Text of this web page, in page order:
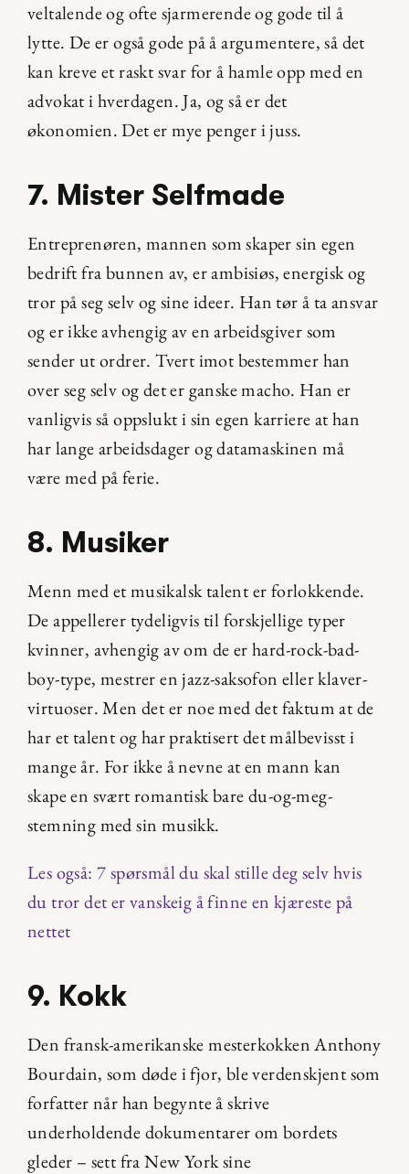
veltalende og ofte sjarmerende og gode til å
lytte. De er også gode på å argumentere, så det
kan kreve et raskt svar for å hamle opp med en
advokat i hverdagen. Ja, og så er det
økonomien. Det er mye penger i juss.
7. Mister Selfmade
Entreprenøren, mannen som skaper sin egen
bedrift fra bunnen av, er ambisiøs, energisk og
tror på seg selv og sine ideer. Han tør å ta ansvar
og er ikke avhengig av en arbeidsgiver som
sender ut ordrer. Tvert imot bestemmer han
over seg selv og det er ganske macho. Han er
vanligvis så oppslukt i sin egen karriere at han
har lange arbeidsdager og datamaskinen må
være med på ferie.
8. Musiker
Menn med et musikalsk talent er forlokkende.
De appellerer tydeligvis til forskjellige typer
kvinner, avhengig av om de er hard-rock-bad-
boy-type, mestrer en jazz-saksofon eller klaver-
virtuoser. Men det er noe med det faktum at de
har et talent og har praktisert det målbevisst i
mange år. For ikke å nevne at en mann kan
skape en svært romantisk bare du-og-meg-
stemning med sin musikk.
Les også: 7 spørsmål du skal stille deg selv hvis
du tror det er vanskeig å finne en kjæreste på
nettet
9. Kokk
Den fransk-amerikanske mesterkokken Anthony
Bourdain, som døde i fjor, ble verdenskjent som
forfatter når han begynte å skrive
underholdende dokumentarer om bordets
gleder – sett fra New York sine